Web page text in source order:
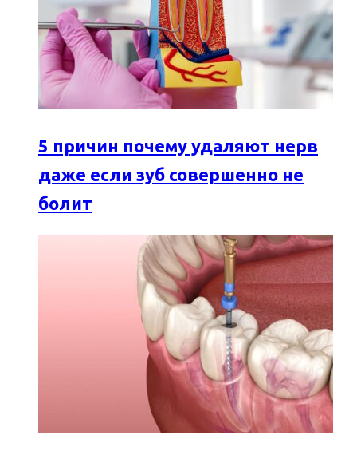
5 причин почему удаляют нерв
даже если зуб совершенно не
болит